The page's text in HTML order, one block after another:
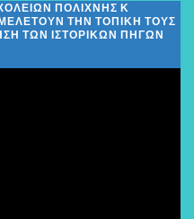
ΠΟΛΊΧΝΗΣ Κ
ΤΗΝ ΤΟΠΙΚΉ ΤΟΥΣ
ΤΩΝ ΙΣΤΟΡΙΚΏΝ ΠΗΓΏΝ